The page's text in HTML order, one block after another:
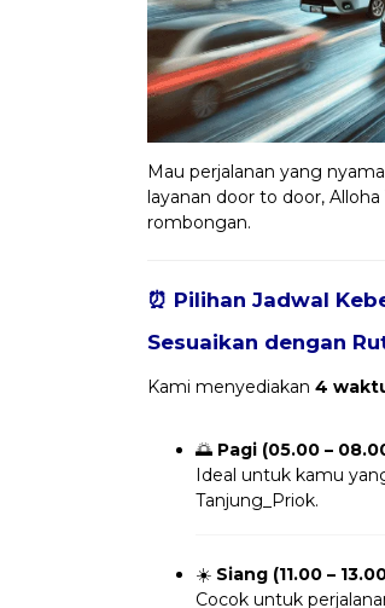
Mau perjalanan yang
layanan door to door,
rombongan.
⏰ Pilihan Jadwal
Sesuaikan dengan
Kami menyediakan 4
🌅 Pagi (05.00 –
Ideal untuk kamu
Tanjung_Priok.
☀️ Siang (11.00 –
Cocok untuk